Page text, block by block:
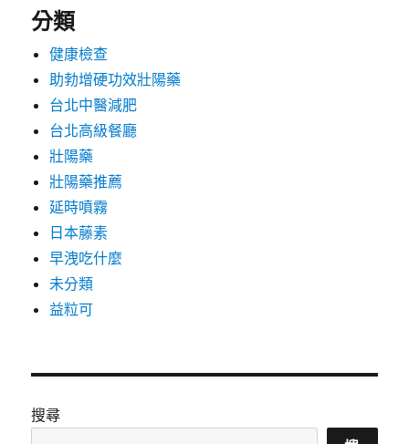
分類
健康檢查
助勃增硬功效壯陽藥
台北中醫減肥
台北高級餐廳
壯陽藥
壯陽藥推薦
延時噴霧
日本藤素
早洩吃什麼
未分類
益粒可
搜尋